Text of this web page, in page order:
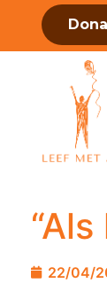
22/04/